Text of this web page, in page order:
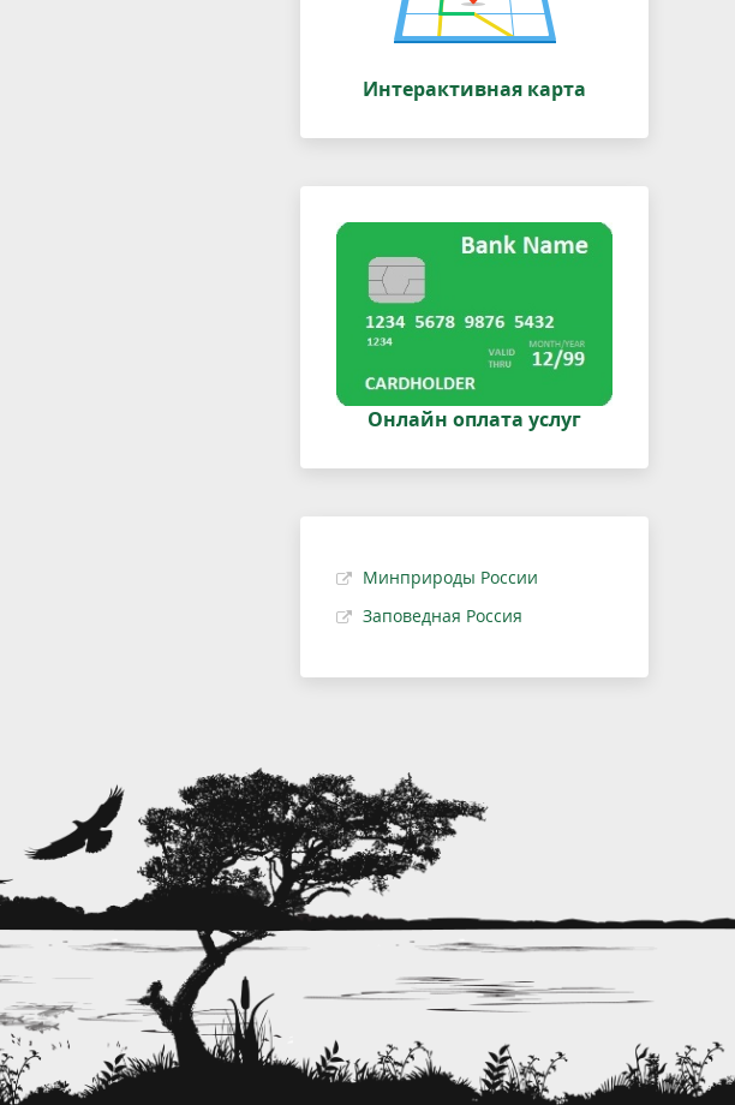
Интерактивная карта
Онлайн оплата услуг
Минприроды России
Заповедная Россия